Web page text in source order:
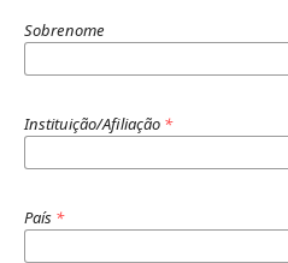
Sobrenome
Instituição/Afiliação *
País *